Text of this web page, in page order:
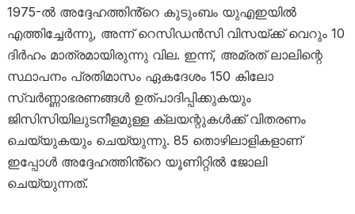
1975-ൽ അദ്ദേഹത്തിൻ്റെ കുടുംബം യുഎഇയിൽ
എത്തിച്ചേർന്നു, അന്ന് റെസിഡൻസി വിസയ്ക്ക് വെറും 10
ദിർഹം മാത്രമായിരുന്നു വില. ഇന്ന്, അമ്രത് ലാലിന്റെ
സ്ഥാപനം പ്രതിമാസം ഏകദേശം 150 കിലോ
സ്വർണ്ണാഭരണങ്ങൾ ഉത്പാദിപ്പിക്കുകയും
ജിസിസിയിലുടനീളമുള്ള ക്ലയന്റുകൾക്ക് വിതരണം
ചെയ്യുകയും ചെയ്യുന്നു. 85 തൊഴിലാളികളാണ്
ഇപ്പോൾ അദ്ദേഹത്തിൻ്റെ യൂണിറ്റിൽ ജോലി
ചെയ്യുന്നത്.